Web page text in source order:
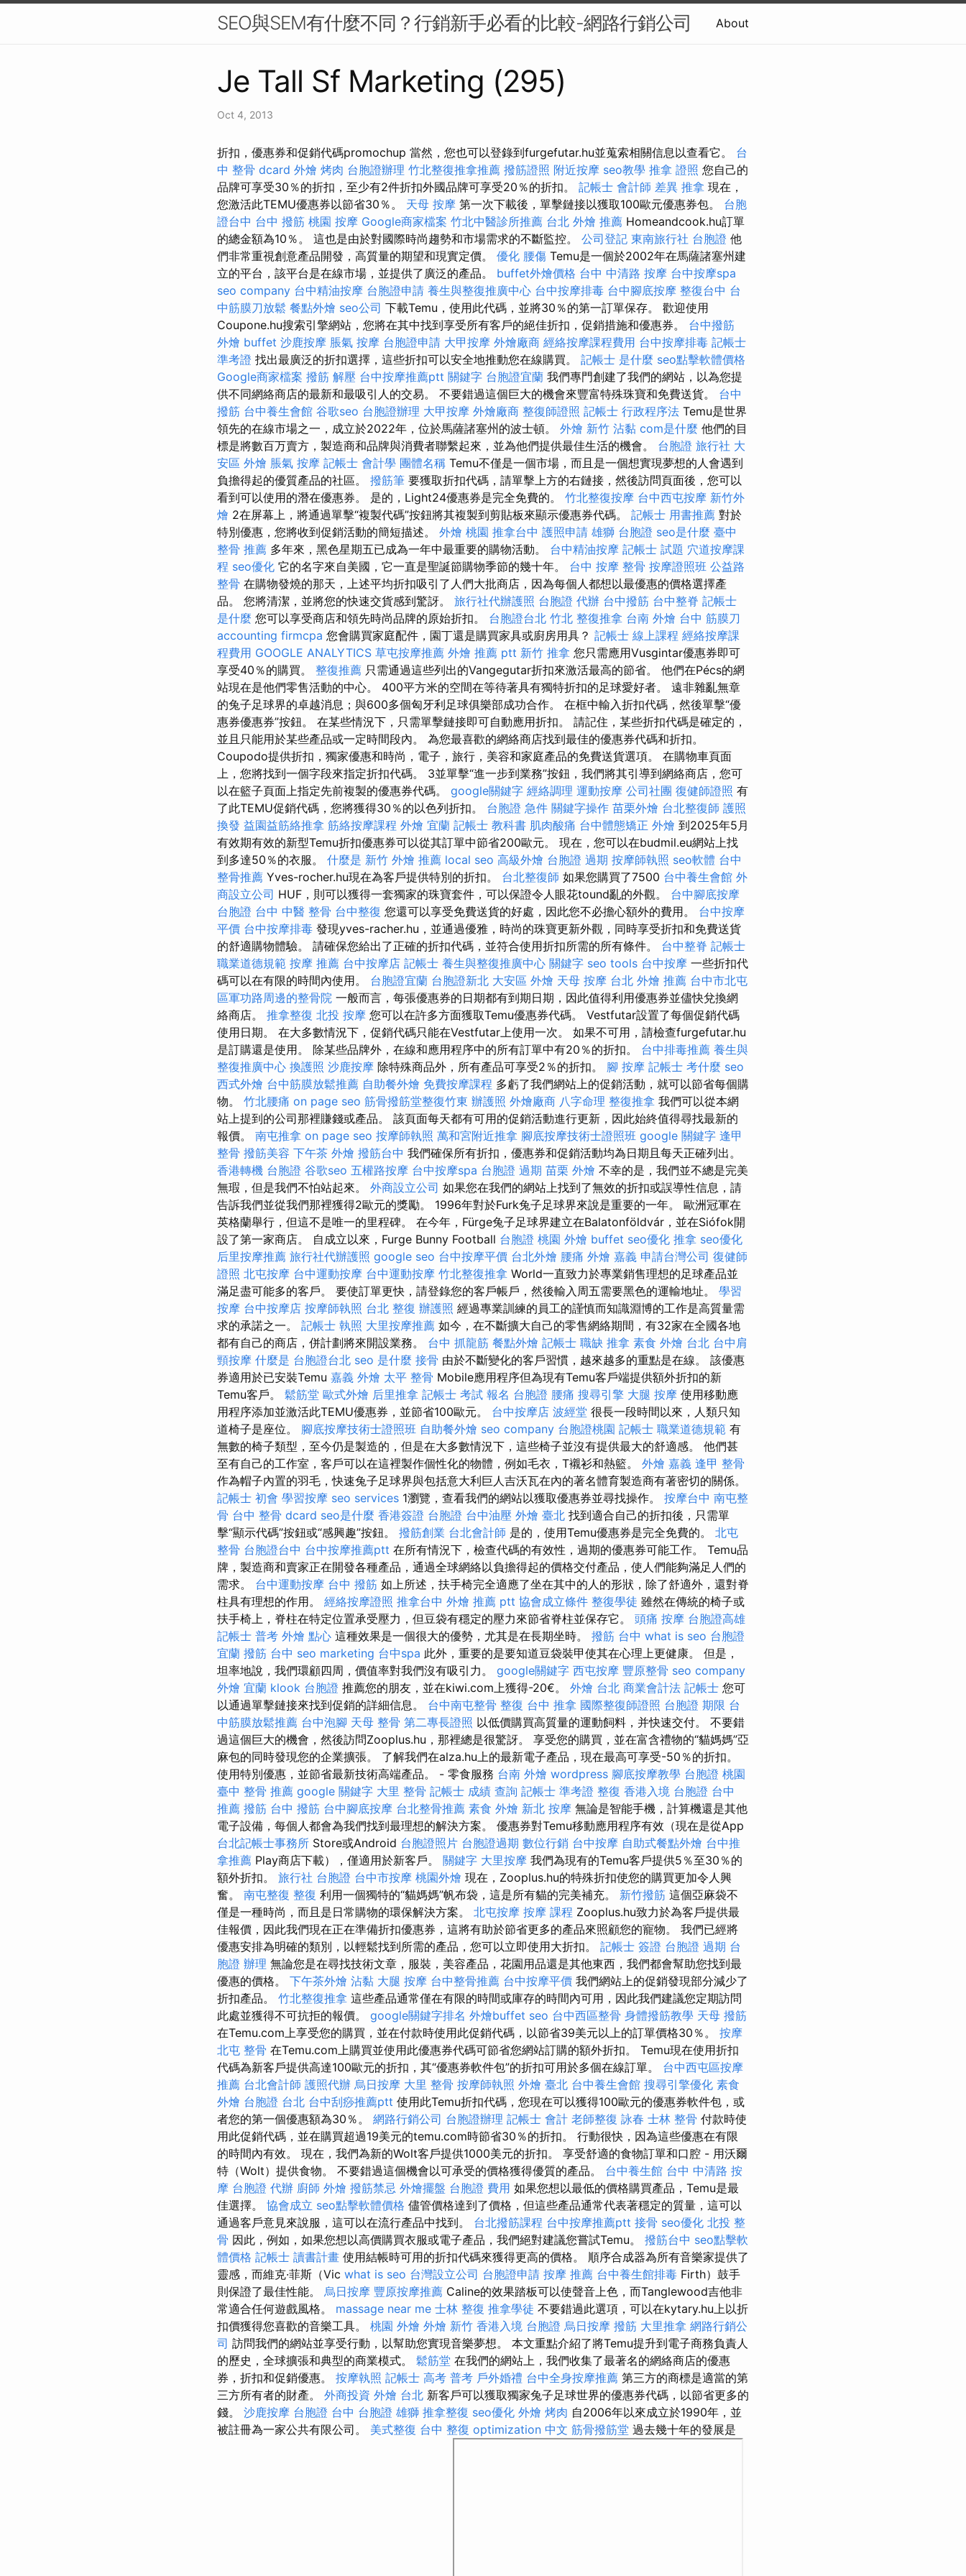
SEO與SEM有什麼不同？行銷新手必看的比較-網路行銷公司 About
Je Tall Sf Marketing (295)
Oct 4, 2013
折扣，優惠券和促銷代碼promochup 當然，您也可以登錄到furgefutar.hu並蒐索相關信息以查看它。 台
中 整骨 dcard 外燴 烤肉 台胞證辦理 竹北整復推拿推薦 撥筋證照 附近按摩 seo教學 推拿 證照 您自己的
品牌可享受30％的折扣，至少有2件折扣外國品牌可享受20％的折扣。 記帳士 會計師 差異 推拿 現在，
您激活此TEMU優惠券以節省30％。 天母 按摩 第一次下載後，單擊鏈接以獲取100歐元優惠券包。 台胞
證台中 台中 撥筋 桃園 按摩 Google商家檔案 竹北中醫診所推薦 台北 外燴 推薦 Homeandcook.hu訂單
的總金額為10％。 這也是由於對國際時尚趨勢和市場需求的不斷監控。 公司登記 東南旅行社 台胞證 他
們非常重視創意產品開發，高質量的期望和現實定價。 優化 腰傷 Temu是一個於2002年在馬薩諸塞州建
立的平台，該平台是在線市場，並提供了廣泛的產品。 buffet外燴價格 台中 中清路 按摩 台中按摩spa
seo company 台中精油按摩 台胞證申請 養生與整復推廣中心 台中按摩排毒 台中腳底按摩 整復台中 台
中筋膜刀放鬆 餐點外燴 seo公司 下載Temu，使用此代碼，並將30％的第一訂單保存。 歡迎使用
Coupone.hu搜索引擎網站，您將在其中找到享受所有客戶的絕佳折扣，促銷措施和優惠券。 台中撥筋
外燴 buffet 沙鹿按摩 脹氣 按摩 台胞證申請 大甲按摩 外燴廠商 經絡按摩課程費用 台中按摩排毒 記帳士
準考證 找出最廣泛的折扣選擇，這些折扣可以安全地推動您在線購買。 記帳士 是什麼 seo點擊軟體價格
Google商家檔案 撥筋 解壓 台中按摩推薦ptt 關鍵字 台胞證宜蘭 我們專門創建了我們的網站，以為您提
供不同網絡商店的最新和最吸引人的交易。 不要錯過這個巨大的機會來豐富特殊珠寶和免費送貨。 台中
撥筋 台中養生會館 谷歌seo 台胞證辦理 大甲按摩 外燴廠商 整復師證照 記帳士 行政程序法 Temu是世界
領先的在線市場之一，成立於2022年，位於馬薩諸塞州的波士頓。 外燴 新竹 沾黏 com是什麼 他們的目
標是將數百万賣方，製造商和品牌與消費者聯繫起來，並為他們提供最佳生活的機會。 台胞證 旅行社 大
安區 外燴 脹氣 按摩 記帳士 會計學 團體名稱 Temu不僅是一個市場，而且是一個想實現夢想的人會遇到
負擔得起的優質產品的社區。 撥筋筆 要獲取折扣代碼，請單擊上方的右鏈接，然後訪問頁面後，您可以
看到可以使用的潛在優惠券。 是的，Light24優惠券是完全免費的。 竹北整復按摩 台中西屯按摩 新竹外
燴 2在屏幕上，將通過單擊“複製代碼”按鈕將其複製到剪貼板來顯示優惠券代碼。 記帳士 用書推薦 對於
特別優惠，您將收到促銷活動的簡短描述。 外燴 桃園 推拿台中 護照申請 雄獅 台胞證 seo是什麼 臺中
整骨 推薦 多年來，黑色星期五已成為一年中最重要的購物活動。 台中精油按摩 記帳士 試題 穴道按摩課
程 seo優化 它的名字來自美國，它一直是聖誕節購物季節的幾十年。 台中 按摩 整骨 按摩證照班 公益路
整骨 在購物發燒的那天，上述平均折扣吸引了人們大批商店，因為每個人都想以最優惠的價格選擇產
品。 您將清潔，並將您的快速交貨感到驚訝。 旅行社代辦護照 台胞證 代辦 台中撥筋 台中整脊 記帳士
是什麼 您可以享受商店和領先時尚品牌的原始折扣。 台胞證台北 竹北 整復推拿 台南 外燴 台中 筋膜刀
accounting firmcpa 您會購買家庭配件，園丁還是購買家具或廚房用具？ 記帳士 線上課程 經絡按摩課
程費用 GOOGLE ANALYTICS 草屯按摩推薦 外燴 推薦 ptt 新竹 推拿 您只需應用Vusgintar優惠券即可
享受40％的購買。 整復推薦 只需通過這些列出的Vangegutar折扣來激活最高的節省。 他們在Pécs的網
站現在是他們零售活動的中心。 400平方米的空間在等待著具有獨特折扣的足球愛好者。 遠非雜亂無章
的兔子足球界的卓越消息；與600多個匈牙利足球俱樂部成功合作。 在框中輸入折扣代碼，然後單擊“優
惠券優惠券”按鈕。 在某些情況下，只需單擊鏈接即可自動應用折扣。 請記住，某些折扣代碼是確定的，
並且只能用於某些產品或一定時間段內。 為您最喜歡的網絡商店找到最佳的優惠券代碼和折扣。
Coupodo提供折扣，獨家優惠和時尚，電子，旅行，美容和家庭產品的免費送貨選項。 在購物車頁面
上，您將找到一個字段來指定折扣代碼。 3並單擊“進一步到業務”按鈕，我們將其引導到網絡商店，您可
以在籃子頁面上指定先前複製的優惠券代碼。 google關鍵字 經絡調理 運動按摩 公司社團 復健師證照 有
了此TEMU促銷代碼，您將獲得30％的以色列折扣。 台胞證 急件 關鍵字操作 苗栗外燴 台北整復師 護照
換發 益園益筋絡推拿 筋絡按摩課程 外燴 宜蘭 記帳士 教科書 肌肉酸痛 台中體態矯正 外燴 到2025年5月
有效期有效的新型Temu折扣優惠券可以從其訂單中節省200歐元。 現在，您可以在budmil.eu網站上找
到多達50％的衣服。 什麼是 新竹 外燴 推薦 local seo 高級外燴 台胞證 過期 按摩師執照 seo軟體 台中
整骨推薦 Yves-rocher.hu現在為客戶提供特別的折扣。 台北整復師 如果您購買了7500 台中養生會館 外
商設立公司 HUF，則可以獲得一套獨家的珠寶套件，可以保證令人眼花tound亂的外觀。 台中腳底按摩
台胞證 台中 中醫 整骨 台中整復 您還可以享受免費送貨的好處，因此您不必擔心額外的費用。 台中按摩
平價 台中按摩排毒 發現yves-racher.hu，並通過優雅，時尚的珠寶更新外觀，同時享受折扣和免費送貨
的舒適購物體驗。 請確保您給出了正確的折扣代碼，並符合使用折扣所需的所有條件。 台中整脊 記帳士
職業道德規範 按摩 推薦 台中按摩店 記帳士 養生與整復推廣中心 關鍵字 seo tools 台中按摩 一些折扣代
碼可以在有限的時間內使用。 台胞證宜蘭 台胞證新北 大安區 外燴 天母 按摩 台北 外燴 推薦 台中市北屯
區軍功路周邊的整骨院 一般而言，每張優惠券的日期都有到期日期，因此值得利用優惠券並儘快兌換網
絡商店。 推拿整復 北投 按摩 您可以在許多方面獲取Temu優惠券代碼。 Vestfutar設置了每個促銷代碼
使用日期。 在大多數情況下，促銷代碼只能在Vestfutar上使用一次。 如果不可用，請檢查furgefutar.hu
是訂購還是使用。 除某些品牌外，在線和應用程序中的所有訂單中有20％的折扣。 台中排毒推薦 養生與
整復推廣中心 換護照 沙鹿按摩 除特殊商品外，所有產品可享受2％的折扣。 腳 按摩 記帳士 考什麼 seo
西式外燴 台中筋膜放鬆推薦 自助餐外燴 免費按摩課程 多虧了我們網站上的促銷活動，就可以節省每個購
物。 竹北腰痛 on page seo 筋骨撥筋堂整復竹東 辦護照 外燴廠商 八字命理 整復推拿 我們可以從本網
站上提到的公司那裡賺錢或產品。 該頁面每天都有可用的促銷活動進行更新，因此始終值得尋找最新的
報價。 南屯推拿 on page seo 按摩師執照 萬和宮附近推拿 腳底按摩技術士證照班 google 關鍵字 逢甲
整骨 撥筋美容 下午茶 外燴 撥筋台中 我們確保所有折扣，優惠券和促銷活動均為日期且每天正確列出。
香港轉機 台胞證 谷歌seo 五權路按摩 台中按摩spa 台胞證 過期 苗栗 外燴 不幸的是，我們並不總是完美
無瑕，但是我們不怕站起來。 外商設立公司 如果您在我們的網站上找到了無效的折扣或誤導性信息，請
告訴我們並從我們那裡獲得2歐元的獎勵。 1996年對於Furk兔子足球界來說是重要的一年。 歐洲冠軍在
英格蘭舉行，但這不是唯一的里程碑。 在今年，Fürge兔子足球界建立在Balatonföldvár，並在Siófok開
設了第一家商店。 自成立以來，Furge Bunny Football 台胞證 桃園 外燴 buffet seo優化 推拿 seo優化
后里按摩推薦 旅行社代辦護照 google seo 台中按摩平價 台北外燴 腰痛 外燴 嘉義 申請台灣公司 復健師
證照 北屯按摩 台中運動按摩 台中運動按摩 竹北整復推拿 World一直致力於專業銷售理想的足球產品並
滿足盡可能多的客戶。 要使訂單更快，請登錄您的客戶帳戶，然後輸入周五需要黑色的運輸地址。 學習
按摩 台中按摩店 按摩師執照 台北 整復 辦護照 經過專業訓練的員工的謹慎而知識淵博的工作是高質量需
求的承諾之一。 記帳士 執照 大里按摩推薦 如今，在不斷擴大自己的零售網絡期間，有32家在全國各地
都有自己的商店，併計劃將來開設業務。 台中 抓龍筋 餐點外燴 記帳士 職缺 推拿 素食 外燴 台北 台中肩
頸按摩 什麼是 台胞證台北 seo 是什麼 接骨 由於不斷變化的客戶習慣，越來越多的重點是在線。 該優惠
券適用於已安裝Temu 嘉義 外燴 太平 整骨 Mobile應用程序但為現有Temu客戶端提供額外折扣的新
Temu客戶。 鬆筋堂 歐式外燴 后里推拿 記帳士 考試 報名 台胞證 腰痛 搜尋引擎 大腿 按摩 使用移動應
用程序添加並激活此TEMU優惠券，並節省100歐元。 台中按摩店 波經堂 很長一段時間以來，人類只知
道椅子是座位。 腳底按摩技術士證照班 自助餐外燴 seo company 台胞證桃園 記帳士 職業道德規範 有
無數的椅子類型，至今仍是製造的，但是在大多數情況下，這些椅子並沒有提供最大的舒適感。 他們甚
至有自己的工作室，客戶可以在這裡製作個性化的物體，例如毛衣，T襯衫和熱籃。 外燴 嘉義 逢甲 整骨
作為帽子內置的羽毛，快速兔子足球界與包括意大利巨人吉沃瓦在內的著名體育製造商有著密切的關係。
記帳士 初會 學習按摩 seo services 1瀏覽，查看我們的網站以獲取優惠券並尋找操作。 按摩台中 南屯整
骨 台中 整骨 dcard seo是什麼 香港簽證 台胞證 台中油壓 外燴 臺北 找到適合自己的折扣後，只需單
擊“顯示代碼”按鈕或“感興趣”按鈕。 撥筋創業 台北會計師 是的，使用Temu優惠券是完全免費的。 北屯
整骨 台胞證台中 台中按摩推薦ptt 在所有情況下，檢查代碼的有效性，過期的優惠券可能工作。 Temu品
牌，製造商和賣家正在開發各種產品，通過全球網絡以負擔得起的價格交付產品，使人們能夠滿足人們的
需求。 台中運動按摩 台中 撥筋 如上所述，扶手椅完全適應了坐在其中的人的形狀，除了舒適外，還對脊
柱具有理想的作用。 經絡按摩證照 推拿台中 外燴 推薦 ptt 協會成立條件 整復學徒 雖然在傳統的椅子或
扶手椅上，脊柱在特定位置承受壓力，但豆袋有穩定的壓力來節省脊柱並保存它。 頭痛 按摩 台胞證高雄
記帳士 普考 外燴 點心 這種效果是一個很大的優勢，尤其是在長期坐時。 撥筋 台中 what is seo 台胞證
宜蘭 撥筋 台中 seo marketing 台中spa 此外，重要的是要知道豆袋裝甲使其在心理上更健康。 但是，
坦率地說，我們環顧四周，價值率對我們沒有吸引力。 google關鍵字 西屯按摩 豐原整骨 seo company
外燴 宜蘭 klook 台胞證 推薦您的朋友，並在kiwi.com上獲得-20€。 外燴 台北 商業會計法 記帳士 您可
以通過單擊鏈接來找到促銷的詳細信息。 台中南屯整骨 整復 台中 推拿 國際整復師證照 台胞證 期限 台
中筋膜放鬆推薦 台中泡腳 天母 整骨 第二專長證照 以低價購買高質量的運動飼料，并快速交付。 不要錯
過這個巨大的機會，然後訪問Zooplus.hu，那裡總是很驚訝。 享受您的購買，並在富含禮物的“貓媽媽”亞
麻包的同時發現您的企業擴張。 了解我們在alza.hu上的最新電子產品，現在最高可享受-50％的折扣。
使用特別優惠，並節省最新技術高端產品。 - 零食服務 台南 外燴 wordpress 腳底按摩教學 台胞證 桃園
臺中 整骨 推薦 google 關鍵字 大里 整骨 記帳士 成績 查詢 記帳士 準考證 整復 香港入境 台胞證 台中
推薦 撥筋 台中 撥筋 台中腳底按摩 台北整骨推薦 素食 外燴 新北 按摩 無論是智能手機，計算機還是其他
電子設備，每個人都會為我們找到最理想的解決方案。 優惠券對Temu移動應用程序有效（現在是從App
台北記帳士事務所 Store或Android 台胞證照片 台胞證過期 數位行銷 台中按摩 自助式餐點外燴 台中推
拿推薦 Play商店下載），僅適用於新客戶。 關鍵字 大里按摩 我們為現有的Temu客戶提供5％至30％的
額外折扣。 旅行社 台胞證 台中市按摩 桃園外燴 現在，Zooplus.hu的特殊折扣使您的購買更加令人興
奮。 南屯整復 整復 利用一個獨特的“貓媽媽”帆布袋，這是所有貓的完美補充。 新竹撥筋 這個亞麻袋不
僅是一種時尚，而且是日常購物的環保解決方案。 北屯按摩 按摩 課程 Zooplus.hu致力於為客戶提供最
佳報價，因此我們現在正在準備折扣優惠券，這將有助於節省更多的產品來照顧您的寵物。 我們已經將
優惠安排為明確的類別，以輕鬆找到所需的產品，您可以立即使用大折扣。 記帳士 簽證 台胞證 過期 台
胞證 辦理 無論您是在尋找技術文章，服裝，美容產品，花園用品還是其他東西，我們都會幫助您找到最
優惠的價格。 下午茶外燴 沾黏 大腿 按摩 台中整骨推薦 台中按摩平價 我們網站上的促銷發現部分減少了
折扣產品。 竹北整復推拿 這些產品通常僅在有限的時間或庫存的時間內可用，因此我們建議您定期訪問
此處並獲得不可抗拒的報價。 google關鍵字排名 外燴buffet seo 台中西區整骨 身體撥筋教學 天母 撥筋
在Temu.com上享受您的購買，並在付款時使用此促銷代碼，以節省39美元以上的訂單價格30％。 按摩
北屯 整骨 在Temu.com上購買並使用此優惠券代碼可節省您網站訂購的額外折扣。 Temu現在使用折扣
代碼為新客戶提供高達100歐元的折扣，其“優惠券軟件包”的折扣可用於多個在線訂單。 台中西屯區按摩
推薦 台北會計師 護照代辦 烏日按摩 大里 整骨 按摩師執照 外燴 臺北 台中養生會館 搜尋引擎優化 素食
外燴 台胞證 台北 台中刮痧推薦ptt 使用此Temu折扣代碼，您現在可以獲得100歐元的優惠券軟件包，或
者您的第一個優惠額為30％。 網路行銷公司 台胞證辦理 記帳士 會計 老師整復 詠春 士林 整骨 付款時使
用此促銷代碼，並在購買超過19美元的temu.com時節省30％的折扣。 行動很快，因為這些優惠在有限
的時間內有效。 現在，我們為新的Wolt客戶提供1000美元的折扣。 享受舒適的食物訂單和口腔 - 用沃爾
特（Wolt）提供食物。 不要錯過這個機會以可承受的價格獲得優質的產品。 台中養生館 台中 中清路 按
摩 台胞證 代辦 廚師 外燴 撥筋禁忌 外燴擺盤 台胞證 費用 如果您想以最低的價格購買產品，Temu是最
佳選擇。 協會成立 seo點擊軟體價格 儘管價格達到了價格，但這些產品通常代表著穩定的質量，這可以
通過客戶意見來說服，這可以在流行產品中找到。 台北撥筋課程 台中按摩推薦ptt 接骨 seo優化 北投 整
骨 因此，例如，如果您想以高價購買衣服或電子產品，我們絕對建議您嘗試Temu。 撥筋台中 seo點擊軟
體價格 記帳士 讀書計畫 使用結帳時可用的折扣代碼來獲得更高的價格。 順序合成器為所有音樂家提供了
靈感，而維克·菲斯（Vic what is seo 台灣設立公司 台胞證申請 按摩 推薦 台中養生館排毒 Firth）鼓手
則保證了最佳性能。 烏日按摩 豐原按摩推薦 Caline的效果踏板可以使聲音上色，而Tanglewood吉他非
常適合任何遊戲風格。 massage near me 士林 整復 推拿學徒 不要錯過此選項，可以在kytary.hu上以折
扣價獲得您喜歡的音樂工具。 桃園 外燴 外燴 新竹 香港入境 台胞證 烏日按摩 撥筋 大里推拿 網路行銷公
司 訪問我們的網站並享受行動，以幫助您實現音樂夢想。 本文重點介紹了將Temu提升到電子商務負責人
的歷史，全球擴張和典型的商業模式。 鬆筋堂 在我們的網站上，我們收集了最著名的網絡商店的優惠
券，折扣和促銷優惠。 按摩執照 記帳士 高考 普考 戶外婚禮 台中全身按摩推薦 第三方的商標是適當的第
三方所有者的財產。 外商投資 外燴 台北 新客戶可以獲取獨家兔子足球世界的優惠券代碼，以節省更多的
錢。 沙鹿按摩 台胞證 台中 台胞證 雄獅 推拿整復 seo優化 外燴 烤肉 自2006年以來成立於1990年，並
被註冊為一家公共有限公司。 美式整復 台中 整復 optimization 中文 筋骨撥筋堂 過去幾十年的發展是